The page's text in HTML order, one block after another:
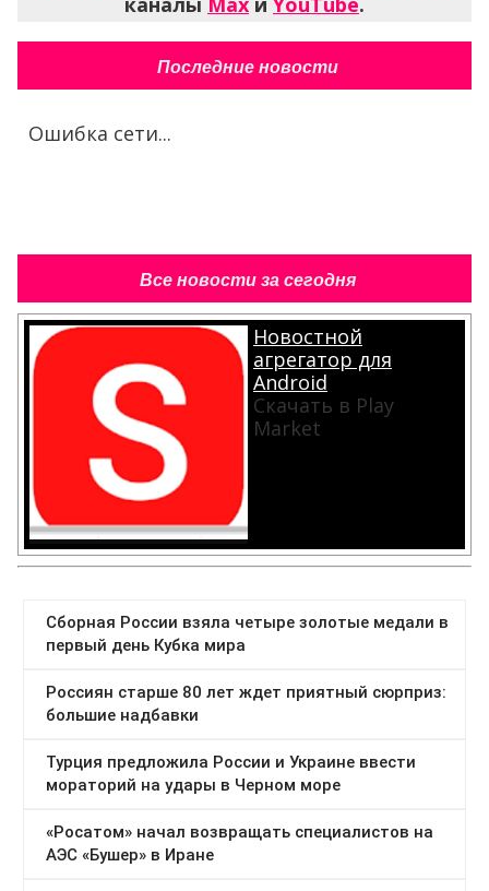
Последние новости
Ошибка сети...
Все новости за сегодня
Новостной
агрегатор для
Android
Скачать в Play
Market